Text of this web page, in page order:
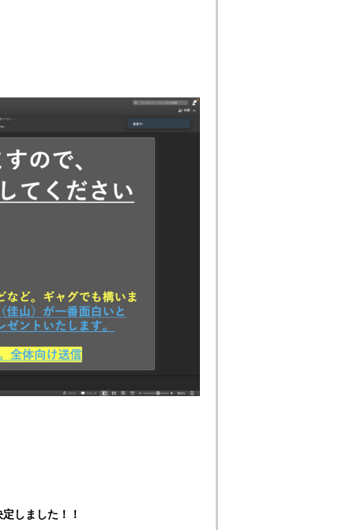
しました！！